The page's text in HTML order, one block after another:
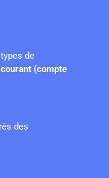
de
(compte
des